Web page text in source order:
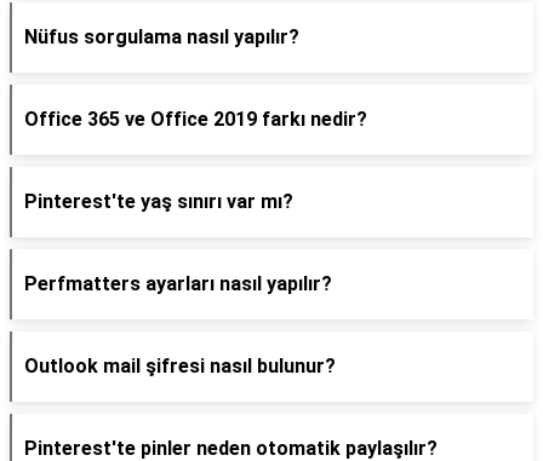
Nüfus sorgulama nasıl yapılır?
Office 365 ve Office 2019 farkı nedir?
Pinterest'te yaş sınırı var mı?
Perfmatters ayarları nasıl yapılır?
Outlook mail şifresi nasıl bulunur?
Pinterest'te pinler neden otomatik paylaşılır?